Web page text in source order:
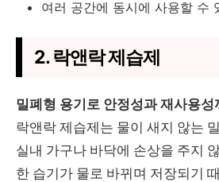
여러 공간에 동시에 사용할 수
2. 락앤락 제습제
밀폐형 용기로 안정성과 재사용성
락앤락 제습제는 물이 새지 않는
실내 가구나 바닥에 손상을 주지
한 습기가 물로 바뀌며 저장되기